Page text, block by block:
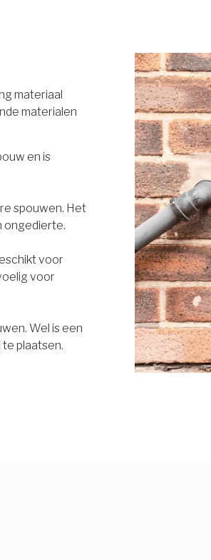
materiaal
materialen
en is
spouwen. Het
ongedierte.
voor
voor
Wel is een
plaatsen.